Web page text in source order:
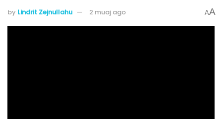
by Lindrit Zejnullahu 2 muaj ago AA